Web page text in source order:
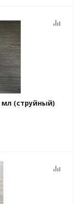
мл (струйный)